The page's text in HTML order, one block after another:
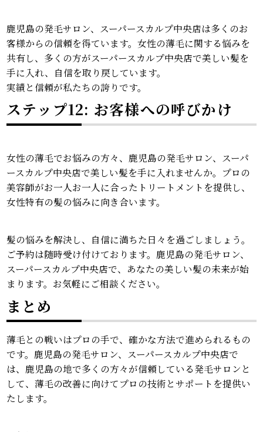
鹿児島の発毛サロン、スーパースカルプ中央店は多くのお
客様からの信頼を得ています。女性の薄毛に関する悩みを
共有し、多くの方がスーパースカルプ中央店で美しい髪を
手に入れ、自信を取り戻しています。
実績と信頼が私たちの誇りです。
ステップ12: お客様への呼びかけ
女性の薄毛でお悩みの方々、鹿児島の発毛サロン、スーパ
ースカルプ中央店で美しい髪を手に入れませんか。プロの
美容師がお一人お一人に合ったトリートメントを提供し、
女性特有の髪の悩みに向き合います。
髪の悩みを解決し、自信に満ちた日々を過ごしましょう。
ご予約は随時受け付けております。鹿児島の発毛サロン、
スーパースカルプ中央店で、あなたの美しい髪の未来が始
まります。お気軽にご相談ください。
まとめ
薄毛との戦いはプロの手で、確かな方法で進められるもの
です。鹿児島の発毛サロン、スーパースカルプ中央店で
は、鹿児島の地で多くの方々が信頼している発毛サロンと
して、薄毛の改善に向けてプロの技術とサポートを提供い
たします。